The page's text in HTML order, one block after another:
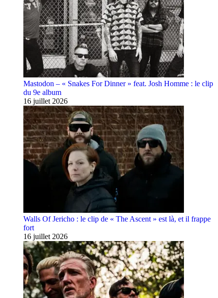
Mastodon – « Snakes For Dinner » feat. Josh Homme : le clip
du 9e album
16 juillet 2026
Walls Of Jericho : le clip de « The Ascent » est là, et il frappe
fort
16 juillet 2026